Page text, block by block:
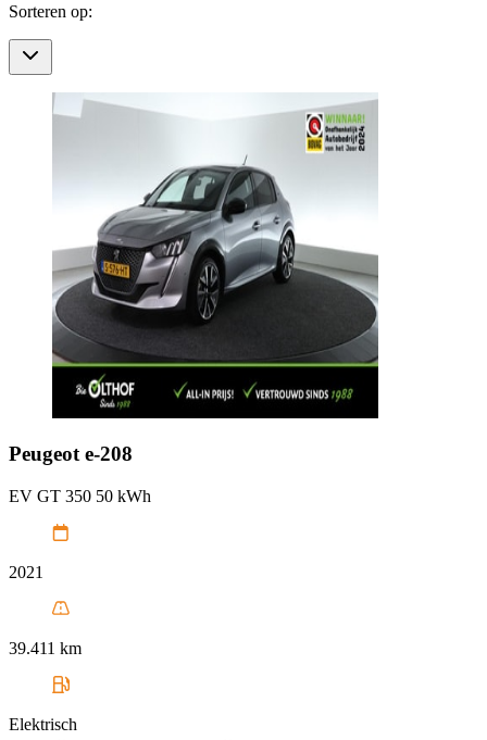
Sorteren op:
Peugeot e-208
EV GT 350 50 kWh
2021
39.411 km
Elektrisch